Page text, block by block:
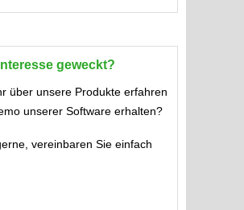
geweckt?
über unsere Produkte erfahren
unserer Software erhalten?
vereinbaren Sie einfach